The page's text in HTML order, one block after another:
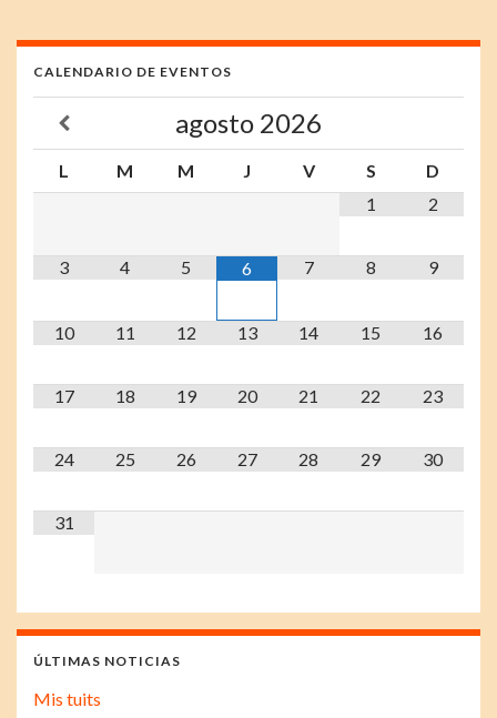
CALENDARIO DE EVENTOS
agosto 2026
L M M J V S
D
1
2
3 4 5 6 7 8 9
10 11 12 13 14 15 16
17 18 19 20 21 22 23
24 25 26 27 28 29 30
31
ÚLTIMAS NOTICIAS
Mis tuits